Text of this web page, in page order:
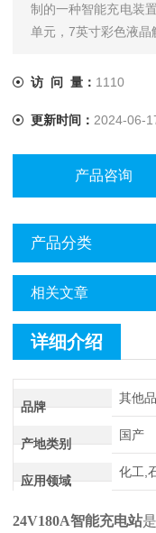
制的一种智能充电装
单元，7英寸彩色液晶
访 问 量： 1110
更新时间： 2024-06-
产品咨询
产品分类
相关文章
详细介绍
品牌
其他
产地类别
国产
应用领域
化工,
24V180A智能充电站